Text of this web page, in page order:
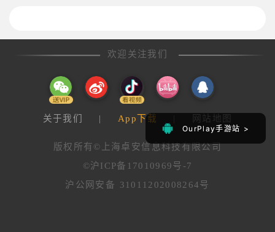
OurPlay手游站 >
OurPlay手游站 >
欢迎关注我们
关于我们 | App下载 网站地图
版权所有©上海卓安信息科技有限公司
©沪ICP备17010969号-7
沪公网安备 31011202008264号